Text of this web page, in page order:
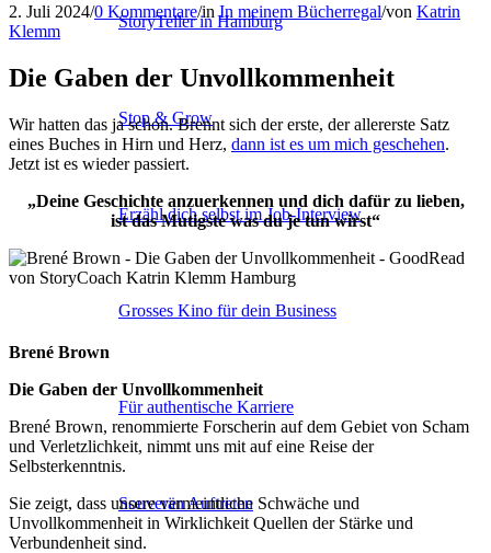
StoryTeller in Hamburg
Stop & Grow
Erzähl dich selbst im Job-Interview
Grosses Kino für dein Business
Für authentische Karriere
Souverän Auftreten
2. Juli 2024/0 Kommentare/inIn meinem Bücherregal/von Katrin
Klemm
Die Gaben der Unvollkommenheit
Wir hatten das ja schon. Brennt sich der erste, der allererste Satz
eines Buches in Hirn und Herz, dann ist es um mich geschehen.
Jetzt ist es wieder passiert.
„Deine Geschichte anzuerkennen und dich dafür zu lieben,
ist das Mutigste was du je tun wirst“
Brené Brown
Die Gaben der Unvollkommenheit
Brené Brown, renommierte Forscherin auf dem Gebiet von Scham
und Verletzlichkeit, nimmt uns mit auf eine Reise der
Selbsterkenntnis.
Sie zeigt, dass unsere vermeintliche Schwäche und
Unvollkommenheit in Wirklichkeit Quellen der Stärke und
Verbundenheit sind.